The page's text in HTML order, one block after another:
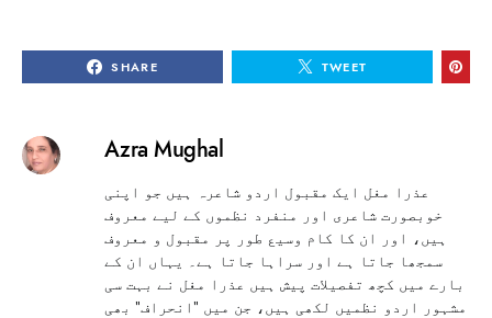
SHARE TWEET
Azra Mughal
عذرا مغل ایک مقبول اردو شاعرہ ہیں جو اپنی
خوبصورت شاعری اور منفرد نظموں کے لیے معروف
ہیں، اور ان کا کام وسیع طور پر مقبول و معروف
سمجھا جاتا ہے اور سراہا جاتا ہے۔ یہاں ان کے
بارے میں کچھ تفصیلات پیش ہیں عذرا مغل نے بہت سی
مشہور اردو نظمیں لکھی ہیں، جن میں "انحراف" بھی